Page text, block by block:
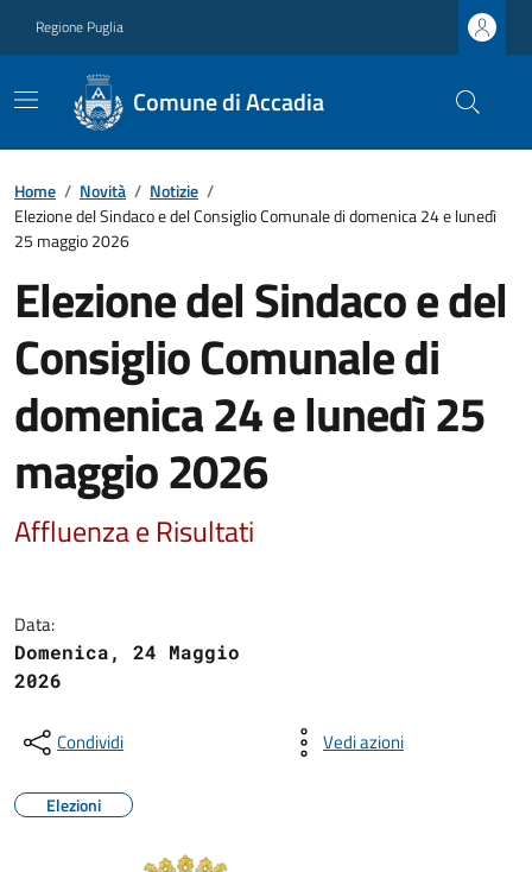
Regione Puglia
Comune di Accadia
Home / Novità / Notizie /
Elezione del Sindaco e del Consiglio Comunale di domenica 24 e lunedì
25 maggio 2026
Elezione del Sindaco e del
Consiglio Comunale di
domenica 24 e lunedì 25
maggio 2026
Affluenza e Risultati
Data:
Domenica, 24 Maggio
2026
Condividi Vedi azioni
Elezioni